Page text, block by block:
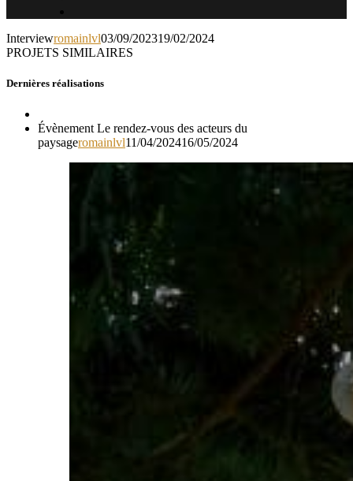
Interviewromainlvl03/09/202319/02/2024
PROJETS SIMILAIRES
Dernières réalisations
Évènement Le rendez-vous des acteurs du
paysageromainlvl11/04/202416/05/2024